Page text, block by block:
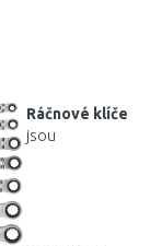
Ráčnové klíče
jsou